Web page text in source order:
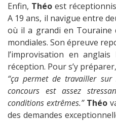
Enfin, Théo est
A 19 ans, il navigue entre
où il a grandi en Touraine
mondiales. Son épreuve
l’improvisation en
réception. Pour s’y
“ça permet de travailler sur
concours est assez
conditions extrêmes.” Théo
des demandes